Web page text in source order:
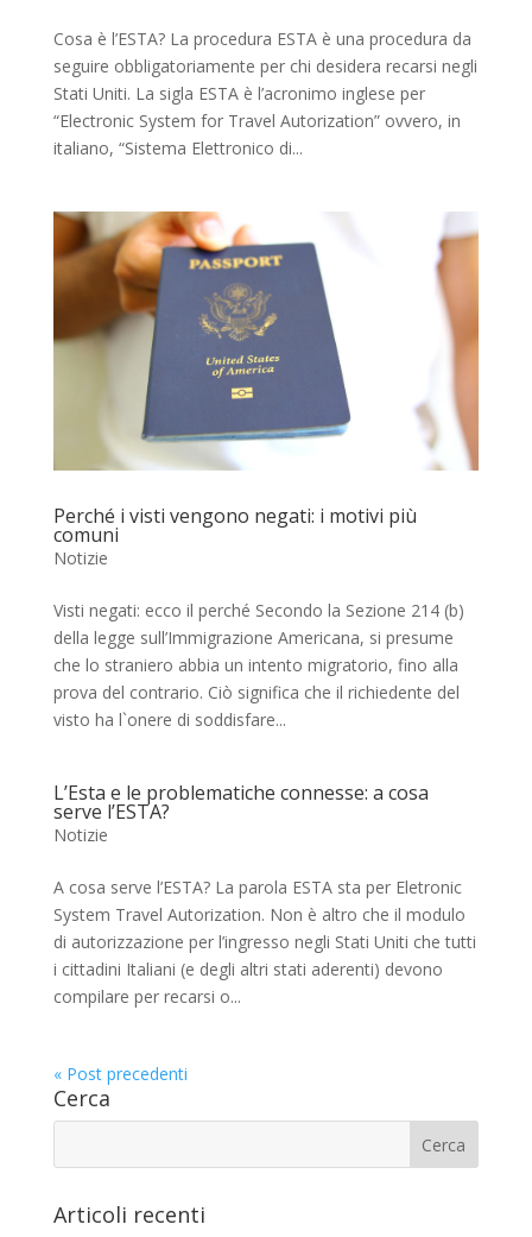
Cosa è l’ESTA? La procedura ESTA è una procedura da
seguire obbligatoriamente per chi desidera recarsi negli
Stati Uniti. La sigla ESTA è l’acronimo inglese per
“Electronic System for Travel Autorization” ovvero, in
italiano, “Sistema Elettronico di...
Perché i visti vengono negati: i motivi più
comuni
Notizie
Visti negati: ecco il perché Secondo la Sezione 214 (b)
della legge sull’Immigrazione Americana, si presume
che lo straniero abbia un intento migratorio, fino alla
prova del contrario. Ciò significa che il richiedente del
visto ha l`onere di soddisfare...
L’Esta e le problematiche connesse: a cosa
serve l’ESTA?
Notizie
A cosa serve l’ESTA? La parola ESTA sta per Eletronic
System Travel Autorization. Non è altro che il modulo
di autorizzazione per l’ingresso negli Stati Uniti che tutti
i cittadini Italiani (e degli altri stati aderenti) devono
compilare per recarsi o...
« Post precedenti
Cerca
Articoli recenti